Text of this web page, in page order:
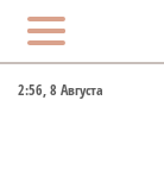
2:56, 8 Августа